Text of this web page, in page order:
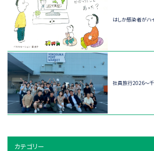
はしか感染者がハ
社員旅行2026～
カテゴリー